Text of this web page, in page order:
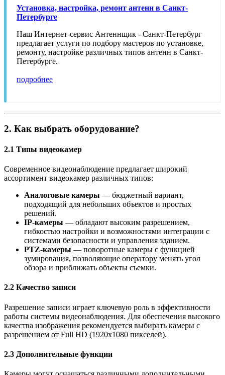
Установка, настройка, ремонт антенн в Санкт-
Петербурге
Наш Интернет-сервис Антеннщик - Санкт-Петербург
предлагает услуги по подбору мастеров по установке,
ремонту, настройке различных типов антенн в Санкт-
Петербурге.
подробнее
2. Как выбрать оборудование?
2.1 Типы видеокамер
Современное видеонаблюдение предлагает широкий
ассортимент видеокамер различных типов:
Аналоговые камеры — бюджетный вариант,
подходящий для небольших объектов и простых
решений.
IP-камеры — обладают высоким разрешением,
гибкостью настройки и возможностями интеграции с
системами безопасности и управления зданием.
PTZ-камеры — поворотные камеры с функцией
зумирования, позволяющие оператору менять угол
обзора и приближать объекты съемки.
2.2 Качество записи
Разрешение записи играет ключевую роль в эффективности
работы системы видеонаблюдения. Для обеспечения высокого
качества изображения рекомендуется выбирать камеры с
разрешением от Full HD (1920x1080 пикселей).
2.3 Дополнительные функции